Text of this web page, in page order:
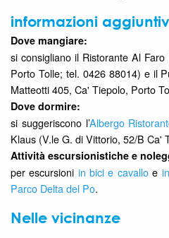
informazioni
Dove mangiare:
si consigliano il Ristorante Al
Porto Tolle; tel. 0426 88014) e il
Matteotti 405, Ca' Tiepolo, Porto
Dove dormire:
si suggeriscono l’Albergo
Klaus (V.le G. di Vittorio, 52/B Ca'
Attività escursionistiche e
per escursioni in bici e cavalloe
Parco Delta del Po.
Nelle vicinanze